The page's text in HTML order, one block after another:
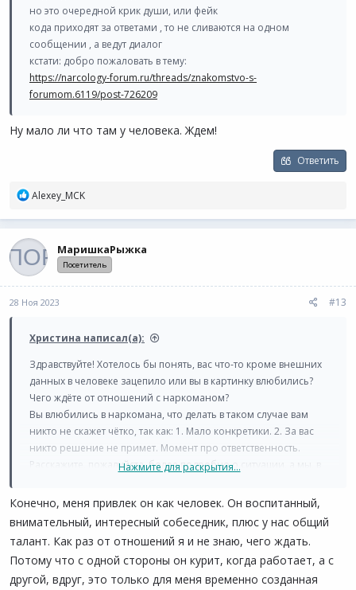
влюбилась в наркомана, при чем по уши.
Так вот к вам вопрос, что делать если влюбилась в наркомана?
Сильно ли страшно то, что мой краш курит траву на
постоянке? Стоит ли переходить на более серьезный этап
отношений? Потому как он активно наступает, а я пока в
ступоре. С одной стороны смущает факт его постоянного
но это очередной крик души, или фейк
кода приходят за ответами , то не сливаются на одном
сообщении , а ведут диалог
кстати: добро пожаловать в тему:
https://narcology-forum.ru/threads/znakomstvo-s-
forumom.6119/post-726209
Ну мало ли что там у человека. Ждем!
Ответить
Р
а
:
Alexey_MCK
МаришкаРыжка
Посетитель
28 Ноя 2023 #13
Христина написал(а):
Здравствуйте! Хотелось бы понять, вас что-то кроме внешних
данных в человеке зацепило или вы в картинку влюбились?
Чего ждёте от отношений с наркоманом?
Вы влюбились в наркомана, что делать в таком случае вам
никто не скажет чётко, так как: 1. Мало конкретики. 2. За вас
никто решение не примет. Момент про ответственность.
Расскажите, пожалуйста, более подробно о ситуации, а мы, в
Нажмите для раскрытия...
Конечно, меня привлек он как человек. Он воспитанный,
внимательный, интересный собеседник, плюс у нас общий
талант. Как раз от отношений я и не знаю, чего ждать.
Потому что с одной стороны он курит, когда работает, а с
другой, вдруг, это только для меня временно созданная